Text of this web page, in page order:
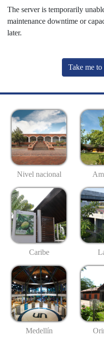
The server is temporarily
maintenance downtime or
later.
Take me to
Nivel nacional
Caribe
Medellín